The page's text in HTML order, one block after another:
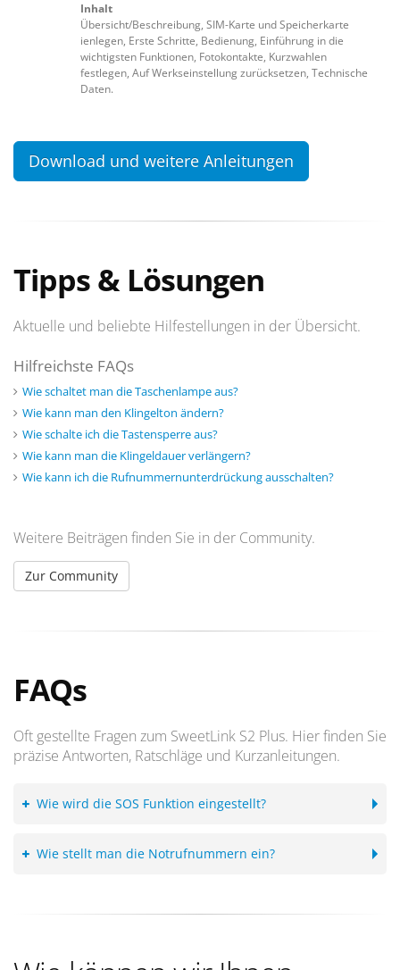
Inhalt
Übersicht/Beschreibung, SIM-Karte und Speicherkarte
ienlegen, Erste Schritte, Bedienung, Einführung in die
wichtigsten Funktionen, Fotokontakte, Kurzwahlen
festlegen, Auf Werkseinstellung zurücksetzen, Technische
Daten.
Download und weitere Anleitungen
Tipps & Lösungen
Aktuelle und beliebte Hilfestellungen in der Übersicht.
Hilfreichste FAQs
Wie schaltet man die Taschenlampe aus?
Wie kann man den Klingelton ändern?
Wie schalte ich die Tastensperre aus?
Wie kann man die Klingeldauer verlängern?
Wie kann ich die Rufnummernunterdrückung ausschalten?
Weitere Beiträgen finden Sie in der Community.
Zur Community
FAQs
Oft gestellte Fragen zum SweetLink S2 Plus. Hier finden Sie
präzise Antworten, Ratschläge und Kurzanleitungen.
Wie wird die SOS Funktion eingestellt?
Wie stellt man die Notrufnummern ein?